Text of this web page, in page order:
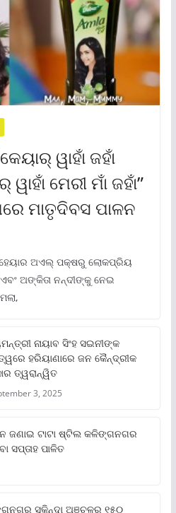
ୱାହାଁ ଜହାଁ
ମେରୀ ମାଁ ଜହାଁ”
ମାତୃଦିବସ ପାଳନ
ଅଏଲ୍ ପକ୍ଷରୁ ଲୋକପ୍ରିୟ
ଅଙ୍କିତା ନନ୍ଦୀଙ୍କୁ ନେଇ
ନାୟାବ ସିଂହ ସଇନୀଙ୍କ
ହରିୟାଣାରେ ଜନ କୈନ୍ଦ୍ରୀକ
ତ୍ୱରାନ୍ୱିତ
3, 2025
ଜଣାଇ ଟାଟା ଷ୍ଟିଲ କଳିଙ୍ଗନଗର
ସପ୍ତାହ ପାଳିତ
ସୁକିନ୍ଦା ଅଞ୍ଚଳର ୧୫୦